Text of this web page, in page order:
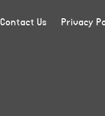
Privacy
Contact Us